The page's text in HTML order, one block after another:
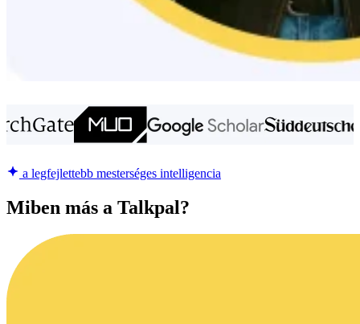
a legfejlettebb mesterséges intelligencia
Miben más a Talkpal?